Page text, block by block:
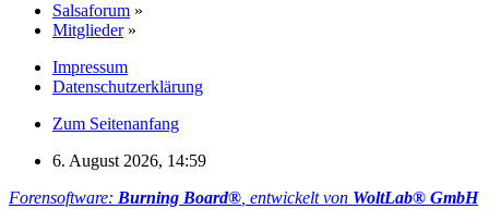
Salsaforum »
Mitglieder »
Impressum
Datenschutzerklärung
Zum Seitenanfang
6. August 2026, 14:59
Forensoftware: Burning Board® , entwickelt von WoltLab® GmbH